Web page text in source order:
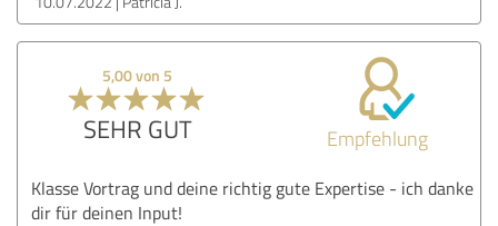
5,00 von 5
SEHR GUT Empfehlung
Klasse Vortrag und deine richtig gute Expertise - ich danke
dir für deinen Input!